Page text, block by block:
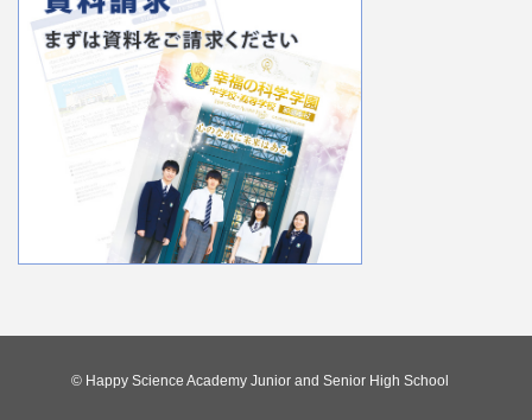
© Happy Science Academy Junior and Senior High School